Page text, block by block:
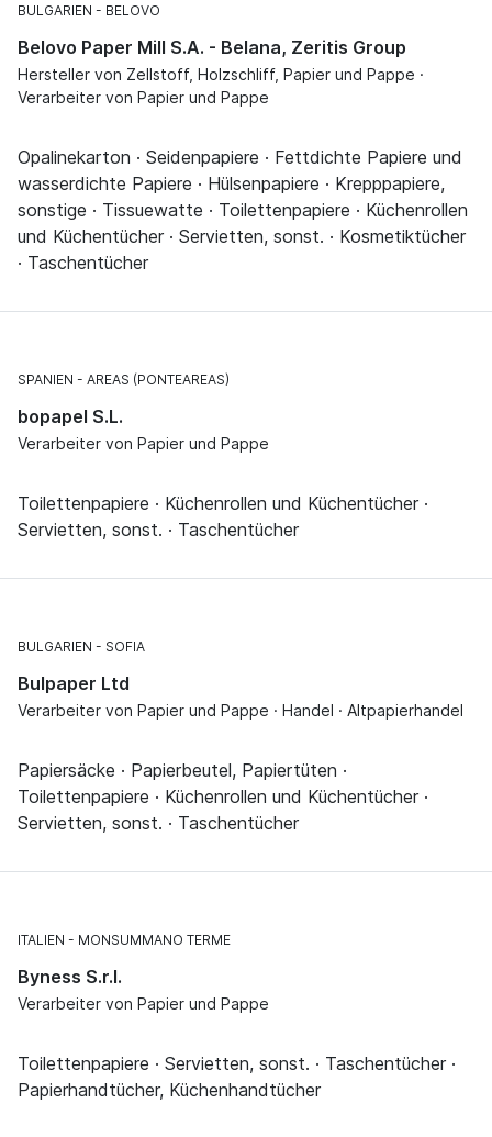
BULGARIEN BELOVO
Belovo Paper Mill S.A. - Belana, Zeritis Group
Hersteller von Zellstoff, Holzschliff, Papier und Pappe ·
Verarbeiter von Papier und Pappe
Opalinekarton · Seidenpapiere · Fettdichte Papiere und
wasserdichte Papiere · Hülsenpapiere · Krepppapiere,
sonstige · Tissuewatte · Toilettenpapiere · Küchenrollen
und Küchentücher · Servietten, sonst. · Kosmetiktücher
· Taschentücher
SPANIEN AREAS (PONTEAREAS)
bopapel S.L.
Verarbeiter von Papier und Pappe
Toilettenpapiere · Küchenrollen und Küchentücher ·
Servietten, sonst. · Taschentücher
BULGARIEN SOFIA
Bulpaper Ltd
Verarbeiter von Papier und Pappe · Handel · Altpapierhandel
Papiersäcke · Papierbeutel, Papiertüten ·
Toilettenpapiere · Küchenrollen und Küchentücher ·
Servietten, sonst. · Taschentücher
ITALIEN MONSUMMANO TERME
Byness S.r.l.
Verarbeiter von Papier und Pappe
Toilettenpapiere · Servietten, sonst. · Taschentücher ·
Papierhandtücher, Küchenhandtücher